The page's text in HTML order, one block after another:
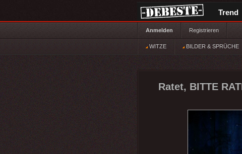
Trend
Anmelden Registrieren
WITZE BILDER & SPRÜCHE
Ratet, BITTE